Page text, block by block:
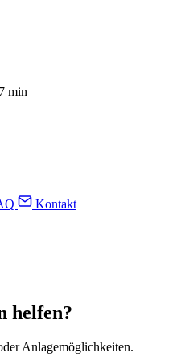
min
Kontakt
helfen?
Anlagemöglichkeiten.